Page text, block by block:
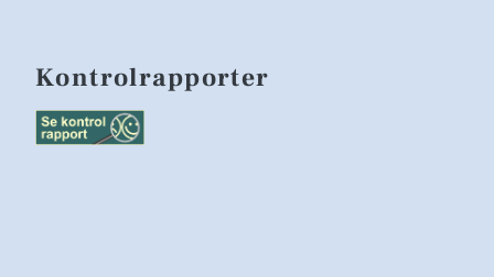
Kontrolrapporter